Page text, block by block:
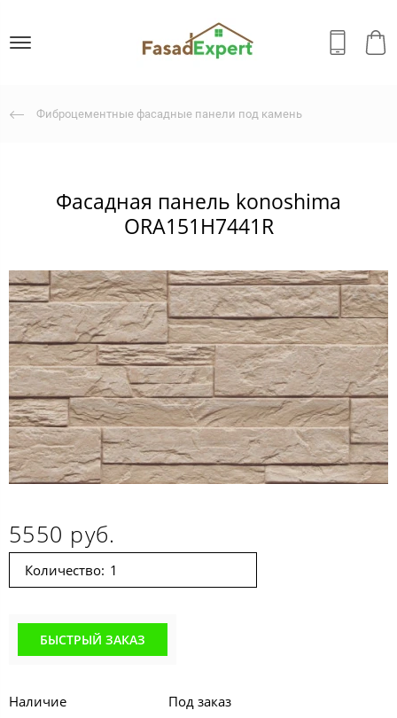
Фиброцементные фасадные панели под камень
Фасадная панель konoshima
ORA151H7441R
5550 руб.
Количество:
БЫСТРЫЙ ЗАКАЗ
Наличие
Под заказ